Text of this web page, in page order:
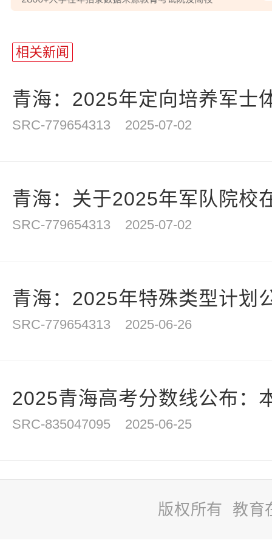
相关新闻
青海：2025年定向培养军士
SRC-779654313 2025-07-02
青海：关于2025年军队院校
SRC-779654313 2025-07-02
青海：2025年特殊类型计划
SRC-779654313 2025-06-26
2025青海高考分数线公布：
SRC-835047095 2025-06-25
版权所有 教育